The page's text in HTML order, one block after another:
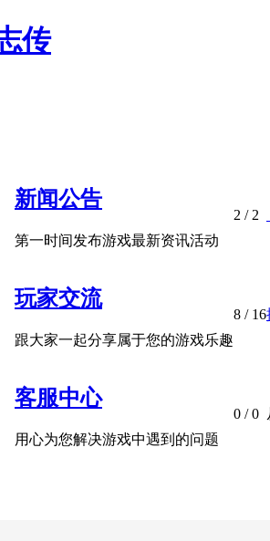
传
新闻公告
第一时间发布游戏最新资讯活动
2 / 2
玩家交流
跟大家一起分享属于您的游戏乐趣
8 / 16
客服中心
用心为您解决游戏中遇到的问题
0 / 0